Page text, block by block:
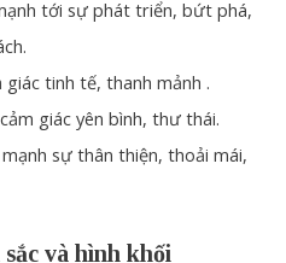
tới sự phát triển, bứt phá,
giác tinh tế, thanh mảnh .
giác yên bình, thư thái.
sự thân thiện, thoải mái,
và hình khối